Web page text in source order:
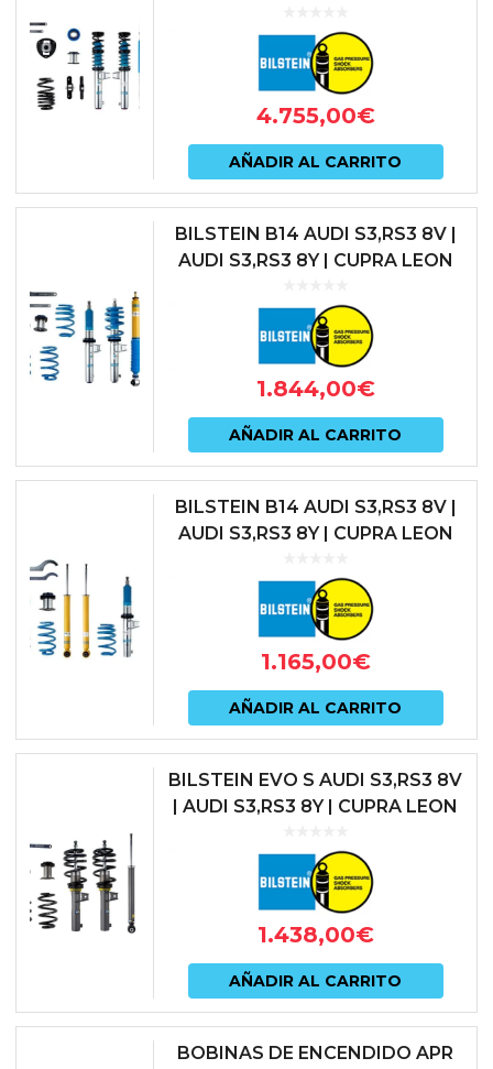
elegir
en
la
SKODA OCTAVIA NX RS | VO...
4.755,00€
AÑADIR AL CARRITO
BILSTEIN B14 AUDI S3,RS3 8V |
AUDI S3,RS3 8Y | CUPRA LEON
SKODA OCTAVIA NX RS | VO...
1.844,00€
AÑADIR AL CARRITO
BILSTEIN B14 AUDI S3,RS3 8V |
AUDI S3,RS3 8Y | CUPRA LEON
SKODA OCTAVIA NX RS | VO...
1.165,00€
AÑADIR AL CARRITO
BILSTEIN EVO S AUDI S3,RS3 8V
| AUDI S3,RS3 8Y | CUPRA LEON
SKODA OCTAVIA NX RS | ...
1.438,00€
AÑADIR AL CARRITO
BOBINAS DE ENCENDIDO APR